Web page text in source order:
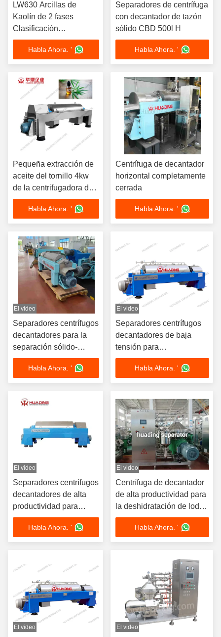
LW630 Arcillas de
Kaolín de 2 fases
Clasificación
Deshidratación
Decantador Separador
de centrifugadoras
Cerámica resistente al
desgaste
Habla Ahora. '
Separadores de centrífuga
con decantador de tazón
sólido CBD 500l H
Habla Ahora. '
Pequeña extracción de
aceite del tornillo 4kw
de la centrifugadora de
la jarra de CBD
Habla Ahora. '
Centrífuga de decantador
horizontal completamente
cerrada
Habla Ahora. '
El video
Separadores centrífugos
decantadores para la
separación sólido-
líquido en la
deshidratación de lodos
con accionamiento de
funcionamiento
Habla Ahora. '
El video
Separadores centrífugos
decantadores de baja
tensión para
deshidratación de lodos
con certificación de baja
tensión 2014/35/EU y
automático
Habla Ahora. '
El video
Separadores centrífugos
decantadores de alta
productividad para
deshidratación de lodos
con cumplimiento de
compatibilidad
2014/30/EU
Habla Ahora. '
El video
Centrífuga de decantador
de alta productividad para
la deshidratación de lodos
1-100 m3/h
Habla Ahora. '
El video El video